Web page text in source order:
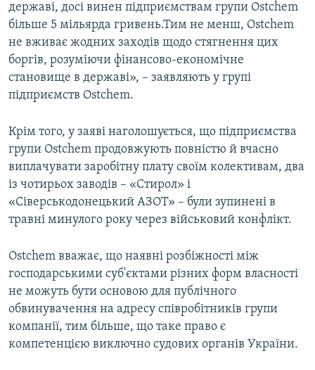
державі, досі винен підприємствам групи Ostchem
більше 5 мільярда гривень.Тим не менш, Ostchem
не вживає жодних заходів щодо стягнення цих
боргів, розуміючи фінансово-економічне
становище в державі», – заявляють у групі
підприємств Ostchem.
Крім того, у заяві наголошується, що підприємства
групи Ostchem продовжують повністю й вчасно
виплачувати заробітну плату своїм колективам, два
із чотирьох заводів – «Стирол» і
«Сіверськодонецький АЗОТ» – були зупинені в
травні минулого року через військовий конфлікт.
Ostchem вважає, що наявні розбіжності між
господарськими суб'єктами різних форм власності
не можуть бути основою для публічного
обвинувачення на адресу співробітників групи
компанії, тим більше, що таке право є
компетенцією виключно судових органів України.